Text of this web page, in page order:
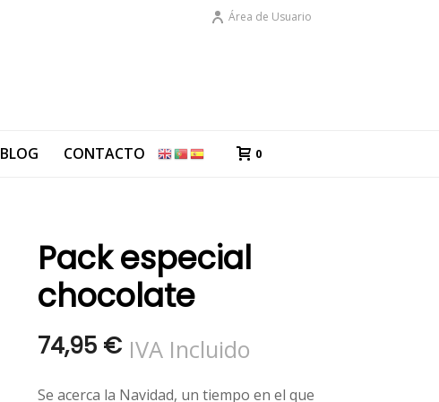
Área de Usuario
BLOG CONTACTO 0
Pack especial
chocolate
74,95 € IVA Incluido
Se acerca la Navidad, un tiempo en el que